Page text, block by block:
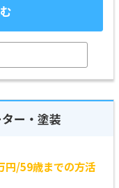
ー・塗装
円/59歳までの方活